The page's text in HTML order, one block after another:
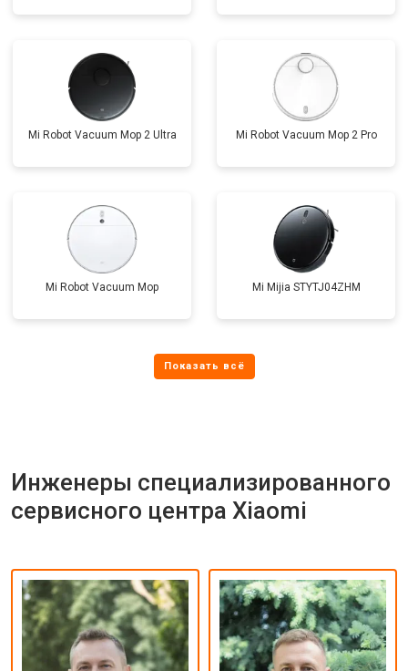
Mi Robot Vacuum Mop 2 Ultra Mi Robot Vacuum Mop 2 Pro
Mi Robot Vacuum Mop Mi Mijia STYTJ04ZHM
Инженеры специализированного
сервисного центра Xiaomi